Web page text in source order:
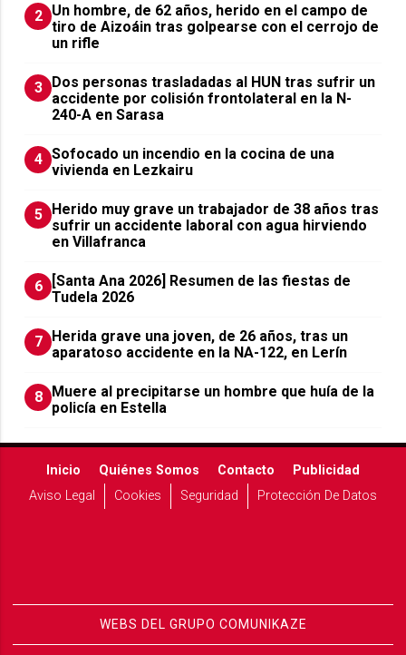
2 Un hombre, de 62 años, herido en el campo de
tiro de Aizoáin tras golpearse con el cerrojo de
un rifle
3 ​Dos personas trasladadas al HUN tras sufrir un
accidente por colisión frontolateral en la N-
240-A en Sarasa
4 Sofocado un incendio en la cocina de una
vivienda en Lezkairu
5 Herido muy grave un trabajador de 38 años tras
sufrir un accidente laboral con agua hirviendo
en Villafranca
6
[Santa Ana 2026] Resumen de las fiestas de
Tudela 2026
7 Herida grave una joven, de 26 años, tras un
aparatoso accidente en la NA-122, en Lerín
8 Muere al precipitarse un hombre que huía de la
policía en Estella
Inicio Quiénes Somos Contacto
Publicidad
Aviso Legal
Cookies Seguridad Protección De Datos
WEBS DEL GRUPO COMUNIKAZE